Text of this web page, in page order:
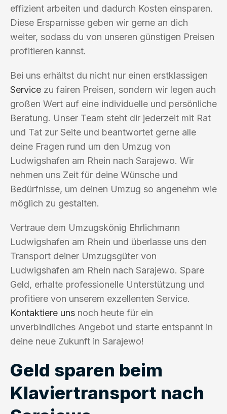
effizient arbeiten und dadurch Kosten einsparen.
Diese Ersparnisse geben wir gerne an dich
weiter, sodass du von unseren günstigen Preisen
profitieren kannst.
Bei uns erhältst du nicht nur einen erstklassigen
Service zu fairen Preisen, sondern wir legen auch
großen Wert auf eine individuelle und persönliche
Beratung. Unser Team steht dir jederzeit mit Rat
und Tat zur Seite und beantwortet gerne alle
deine Fragen rund um den Umzug von
Ludwigshafen am Rhein nach Sarajewo. Wir
nehmen uns Zeit für deine Wünsche und
Bedürfnisse, um deinen Umzug so angenehm wie
möglich zu gestalten.
Vertraue dem Umzugskönig Ehrlichmann
Ludwigshafen am Rhein und überlasse uns den
Transport deiner Umzugsgüter von
Ludwigshafen am Rhein nach Sarajewo. Spare
Geld, erhalte professionelle Unterstützung und
profitiere von unserem exzellenten Service.
Kontaktiere uns noch heute für ein
unverbindliches Angebot und starte entspannt in
deine neue Zukunft in Sarajewo!
Geld sparen beim
Klaviertransport nach